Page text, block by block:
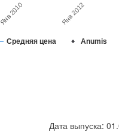
Средняя цена Anumis
Янв 2010 Янв 2012
Дата выпуска: